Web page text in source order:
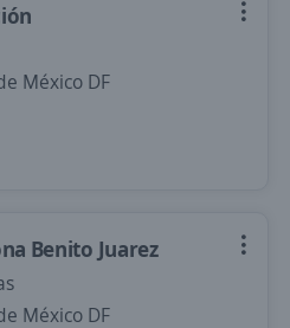
México DF
Benito Juarez
México DF